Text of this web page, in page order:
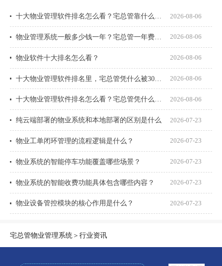
2026-08-06
2026-08-06
物业软件十大排名怎么看？ 2026-08-06
2026-08-06
十大物业管理软件排名怎么看？宅总管凭什么能进榜？ 2026-08-06
纯云端部署的物业系统和本地部署的区别是什么 2026-07-23
物业工单闭环管理的流程逻辑是什么？ 2026-07-23
物业系统的智能停车功能覆盖哪些场景？ 2026-07-23
物业系统的智能收费功能具体包含哪些内容？ 2026-07-23
物业设备管控模块的核心作用是什么？ 2026-07-23
宅总管物业管理系统＞行业资讯